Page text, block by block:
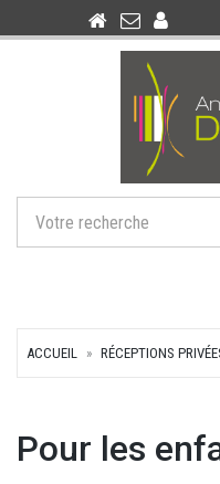
ACCUEIL RÉCEPTIONS
Pour les